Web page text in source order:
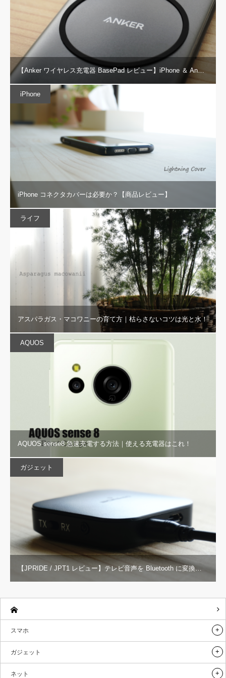
【Anker ワイヤレス充電器 BasePad レビュー】iPhone ＆ An…
iPhone
iPhone コネクタカバーは必要か？【商品レビュー】
ライフ
アスパラガス・マコワニーの育て方｜枯らさないコツは光と水！
AQUOS
AQUOS sense8 急速充電する方法｜使える充電器はこれ！
ガジェット
【JPRIDE / JPT1 レビュー】テレビ音声を Bluetooth に変換…
スマホ
ガジェット
ネット